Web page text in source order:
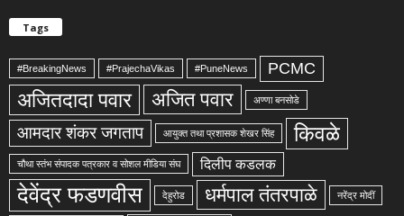
Tags
#BreakingNews #PrajechaVikas #PuneNews PCMC
अजितदादा पवार अजित पवार अण्णा बनसोडे
आमदार शंकर जगताप आयुक्त तथा प्रशासक शेखर सिंह किवळे
चौथा स्तंभ संपादक पत्रकार व सोशल मीडिया संघ दिलीप कडलक
देवेंद्र फडणवीस देहुरोड धर्मपाल तंतरपाळे नरेंद्र मोदीं